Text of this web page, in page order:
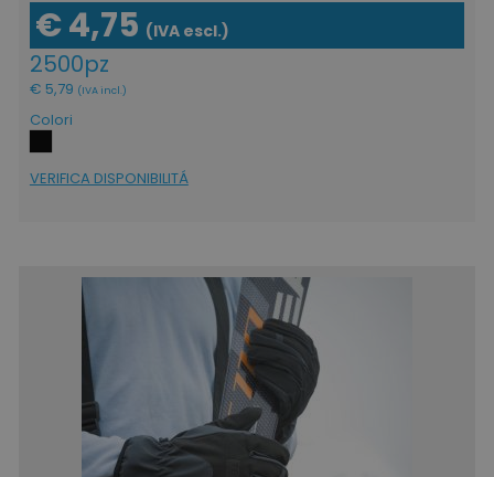
€ 4,75 (IVA escl.)
2500pz
€ 5,79 (IVA incl.)
Colori
VERIFICA DISPONIBILITÁ